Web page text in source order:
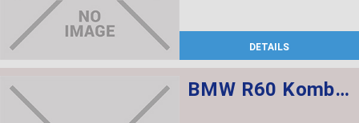
DETAILS
BMW R60 Kombischalter links L=520